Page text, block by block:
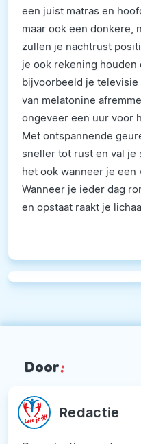
een juist matras en
maar ook een donkere,
zullen je nachtrust
je ook rekening houden
bijvoorbeeld je televisie
van melatonine
ongeveer een uur voor
Met ontspannende
sneller tot rust en val je
het ook wanneer je
Wanneer je ieder dag
en opstaat raakt je
Door:
Redactie